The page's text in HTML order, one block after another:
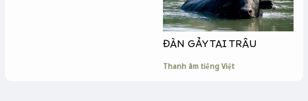
ĐÀN GẢY TAI TRÂU
Thanh âm tiếng Việt